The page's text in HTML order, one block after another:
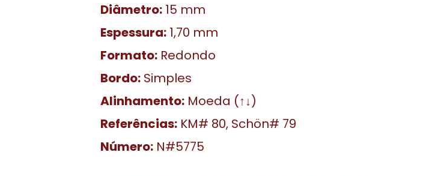
Diâmetro:15 mm
Espessura:1,70 mm
Formato:Redondo
Bordo:Simples
Alinhamento:Moeda (↑↓)
Referências:KM# 80, Schön# 79
Número:N#5775